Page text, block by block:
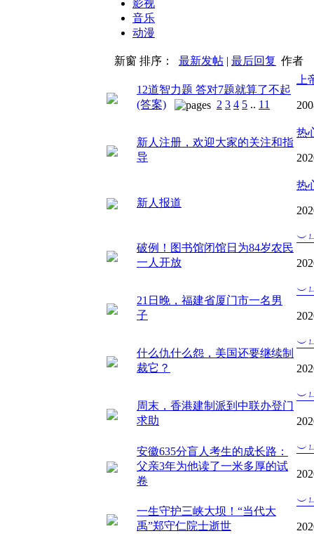
影视
音乐
动漫
新窗 排序： 最新发帖 | 最后回复 作者
12道智力题 答对7题就算了不起
(答案)
2 3 4 5 .. 11
上
新人注册，欢迎大家的关注和指
导
热
新人报道
热
破例！图书馆闭馆日为84岁农民
一人开放
︶
21日晚，福建省厦门市一名男
子
︶
什么仇什么怨，美国还要继续制
裁它？
︶
周末，香港建制派到中联办登门
求助
︶
安徽635分盲人考生的成长路：
父亲3年为他读了一米多厚的试
卷
︶
一生守护三峡大坝！“当代大
禹”郑守仁院士逝世
︶